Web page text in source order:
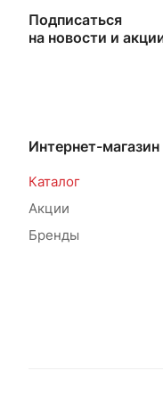
Подписаться
на новости и
Интернет-магазин
Каталог
Акции
Бренды